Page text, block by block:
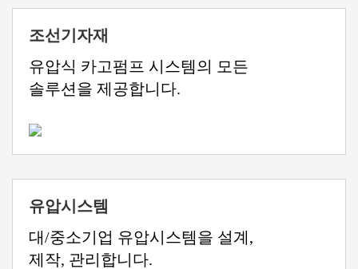
조선기자재
유압식 카고펌프 시스템의 모든
솔루션을 제공합니다.
유압시스템
대/중소기업 유압시스템을 설계,
제작, 관리합니다.